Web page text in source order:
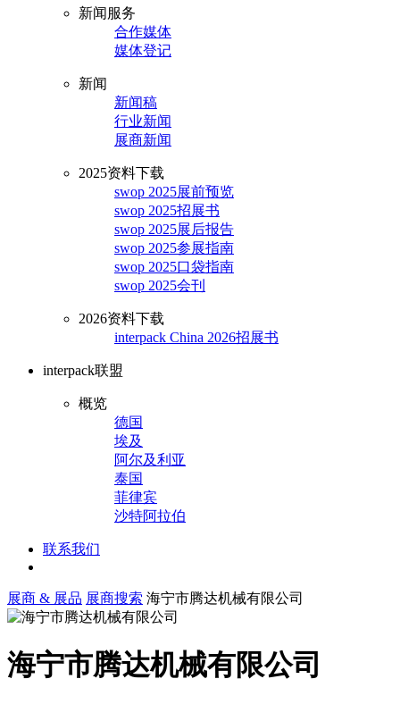
新闻服务
合作媒体
媒体登记
新闻
新闻稿
行业新闻
展商新闻
2025资料下载
swop 2025展前预览
swop 2025招展书
swop 2025展后报告
swop 2025参展指南
swop 2025口袋指南
swop 2025会刊
2026资料下载
interpack China 2026招展书
interpack联盟
概览
德国
埃及
阿尔及利亚
泰国
菲律宾
沙特阿拉伯
联系我们
展商 & 展品 展商搜索 海宁市腾达机械有限公司
海宁市腾达机械有限公司